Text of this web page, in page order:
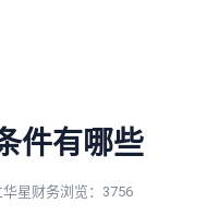
件有哪些
星财务浏览： 3756